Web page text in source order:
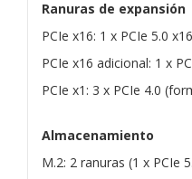
Ranuras de expansión
PCIe x16: 1 x PCIe 5.0 x16
PCIe x16 adicional: 1 x
PCIe x1: 3 x PCIe 4.0
Almacenamiento
M.2: 2 ranuras (1 x PCIe